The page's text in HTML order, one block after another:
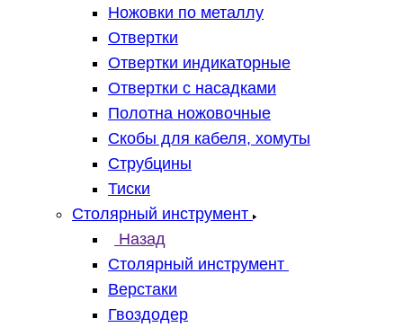
Ножовки по металлу
Отвертки
Отвертки индикаторные
Отвертки с насадками
Полотна ножовочные
Скобы для кабеля, хомуты
Струбцины
Тиски
Столярный инструмент
Назад
Столярный инструмент
Верстаки
Гвоздодер